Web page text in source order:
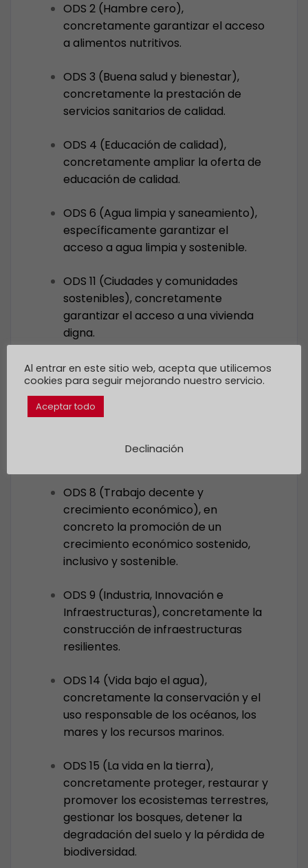
ODS 2 (Hambre cero),
concretamente garantizar el acceso
a alimentos nutritivos.
ODS 3 (Buena salud y bienestar),
concretamente la prestación de
servicios sanitarios de calidad.
ODS 4 (Educación de calidad),
concretamente ampliar la oferta de
educación de calidad.
ODS 6 (Agua limpia y saneamiento),
específicamente garantizar el
acceso a agua limpia y sostenible.
ODS 11 (Ciudades y comunidades
sostenibles), concretamente
garantizar el acceso a una vivienda
digna.
Economía sostenible y progresista
promueve específicamente la
ODS 8 (Trabajo decente y
crecimiento económico), en
concreto la promoción de un
crecimiento económico sostenido,
inclusivo y sostenible.
ODS 9 (Industria, Innovación e
Infraestructuras), concretamente la
construcción de infraestructuras
resilientes.
ODS 14 (Vida bajo el agua),
concretamente la conservación y el
uso responsable de los océanos, los
mares y los recursos marinos.
ODS 15 (La vida en la tierra),
concretamente proteger, restaurar y
promover los ecosistemas terrestres,
gestionar los bosques, detener la
degradación del suelo y la pérdida de
biodiversidad.
Al entrar en este sitio web, acepta que utilicemos
cookies para seguir mejorando nuestro servicio.
Aceptar todo
Declinación